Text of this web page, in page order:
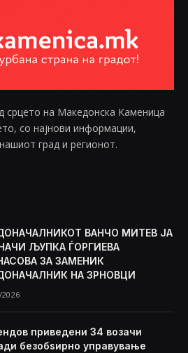
срцето на Македонска Каменица
со најнови информации,
град и регионот.
ВАНЧО МИТЕВ ЈА
ЉУПКА ЃОРГИЕВА
ЗА ЗАМЕНИК
НА ЗРНОВЦИ
приведени 34 возачи
безобѕирно управување